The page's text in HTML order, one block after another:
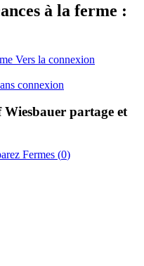
à la ferme :
Vers la connexion
connexion
partage et
Fermes (0)